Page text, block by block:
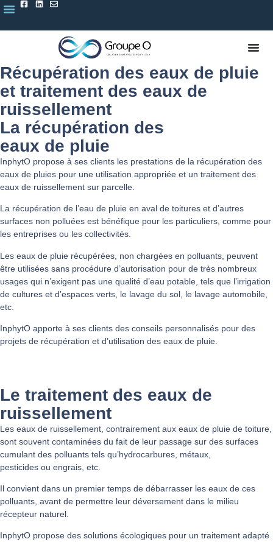
Récupération des eaux de pluie
et traitement des eaux de
ruissellement
La récupération des
eaux de pluie
InphytO propose à ses clients les prestations de la récupération des
eaux de pluies pour une utilisation appropriée et un traitement des
eaux de ruissellement sur parcelle.
La récupération de l’eau de pluie en aval de toitures et d’autres
surfaces non polluées est bénéfique pour les particuliers, comme pour
les entreprises ou les collectivités.
Les eaux de pluie récupérées, non chargées en polluants, peuvent
être utilisées sans procédure d’autorisation pour de très nombreux
usages qui n’exigent pas une qualité d’eau potable, tels que l’irrigation
de cultures et d’espaces verts, le lavage du sol, le lavage automobile,
etc.
InphytO apporte à ses clients des conseils personnalisés pour des
projets de récupération et d’utilisation des eaux de pluie.
Le traitement des eaux de
ruissellement
Les eaux de ruissellement, contrairement aux eaux de pluie de toiture,
sont souvent contaminées du fait de leur passage sur des surfaces
cumulant des polluants tels qu’hydrocarbures, métaux,
pesticides ou engrais, etc.
Il convient dans un premier temps de débarrasser les eaux de ces
polluants, avant de permettre leur déversement dans le milieu
récepteur naturel.
InphytO propose des solutions écologiques pour un traitement adapté